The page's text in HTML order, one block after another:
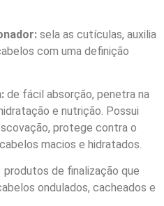
sela as cutículas, auxilia
com uma definição
de fácil absorção, penetra na
e nutrição. Possui
protege contra o
macios e hidratados.
de finalização que
ondulados, cacheados e